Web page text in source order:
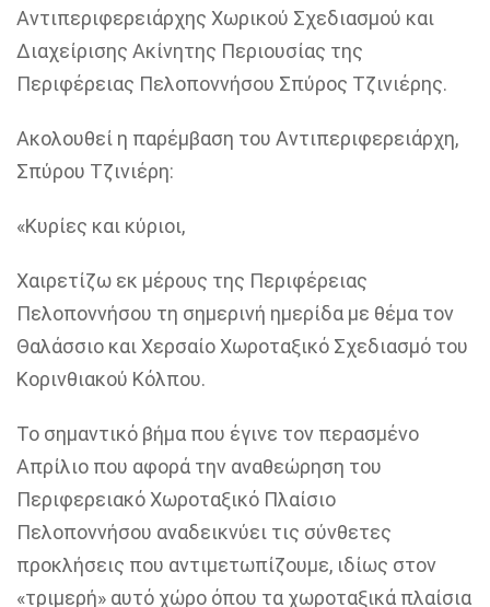
Αντιπεριφερειάρχης Χωρικού Σχεδιασμού και
Διαχείρισης Ακίνητης Περιουσίας της
Περιφέρειας Πελοποννήσου Σπύρος Τζινιέρης.
Ακολουθεί η παρέμβαση του Αντιπεριφερειάρχη,
Σπύρου Τζινιέρη:
«Κυρίες και κύριοι,
Χαιρετίζω εκ μέρους της Περιφέρειας
Πελοποννήσου τη σημερινή ημερίδα με θέμα τον
Θαλάσσιο και Χερσαίο Χωροταξικό Σχεδιασμό του
Κορινθιακού Κόλπου.
Το σημαντικό βήμα που έγινε τον περασμένο
Απρίλιο που αφορά την αναθεώρηση του
Περιφερειακό Χωροταξικό Πλαίσιο
Πελοποννήσου αναδεικνύει τις σύνθετες
προκλήσεις που αντιμετωπίζουμε, ιδίως στον
«τριμερή» αυτό χώρο όπου τα χωροταξικά πλαίσια